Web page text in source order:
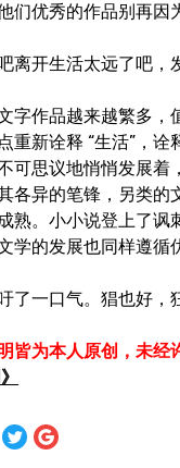
们优秀的作品别再因
离开生活太远了吧，
字作品越来越繁多，
重新诠释 “生活”，
可思议地悄悄发展
各异的笔锋，另类
熟。小小说登上了
学的发展也同样遵循
了一口气。猖也好，
皆为本人原创，未